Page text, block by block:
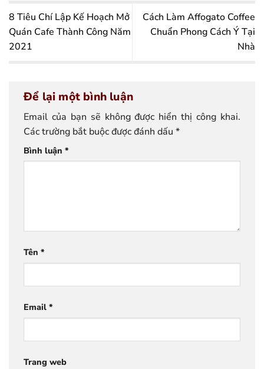
8 Tiêu Chí Lập Kế Hoạch Mở
Quán Cafe Thành Công Năm
2021
Cách Làm Affogato Coffee
Chuẩn Phong Cách Ý Tại
Nhà
Để lại một bình luận
Email của bạn sẽ không được hiển thị công khai.
Các trường bắt buộc được đánh dấu *
Bình luận *
Tên *
Email *
Trang web